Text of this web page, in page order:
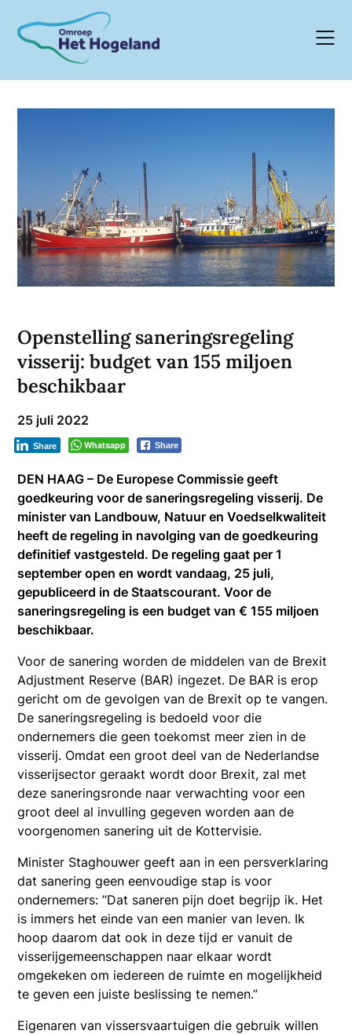
content
Openstelling saneringsregeling
visserij: budget van 155 miljoen
beschikbaar
25 juli 2022
Whatsapp Share
Share
DEN HAAG – De Europese Commissie geeft
goedkeuring voor de saneringsregeling visserij. De
minister van Landbouw, Natuur en Voedselkwaliteit
heeft de regeling in navolging van de goedkeuring
definitief vastgesteld. De regeling gaat per 1
september open en wordt vandaag, 25 juli,
gepubliceerd in de Staatscourant. Voor de
saneringsregeling is een budget van € 155 miljoen
beschikbaar.
Voor de sanering worden de middelen van de Brexit
Adjustment Reserve (BAR) ingezet. De BAR is erop
gericht om de gevolgen van de Brexit op te vangen.
De saneringsregeling is bedoeld voor die
ondernemers die geen toekomst meer zien in de
visserij. Omdat een groot deel van de Nederlandse
visserijsector geraakt wordt door Brexit, zal met
deze saneringsronde naar verwachting voor een
groot deel al invulling gegeven worden aan de
voorgenomen sanering uit de Kottervisie.
Minister Staghouwer geeft aan in een persverklaring
dat sanering geen eenvoudige stap is voor
ondernemers: ”Dat saneren pijn doet begrijp ik. Het
is immers het einde van een manier van leven. Ik
hoop daarom dat ook in deze tijd er vanuit de
visserijgemeenschappen naar elkaar wordt
omgekeken om iedereen de ruimte en mogelijkheid
te geven een juiste beslissing te nemen.”
Eigenaren van vissersvaartuigen die gebruik willen